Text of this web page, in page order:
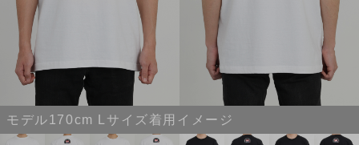
モデル170cm Lサイズ着用イメージ